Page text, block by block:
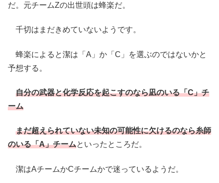
だ。元チームZの出世頭は蜂楽だ。
千切はまだきめていないようです。
蜂楽によると潔は「A」か「C」を選ぶのではないかと
予想する。
自分の武器と化学反応を起こすのなら凪のいる「C」チ
ーム
まだ超えられていない未知の可能性に欠けるのなら糸師
のいる「A」チームといったところだ。
潔はAチームかCチームかで迷っているようだ。